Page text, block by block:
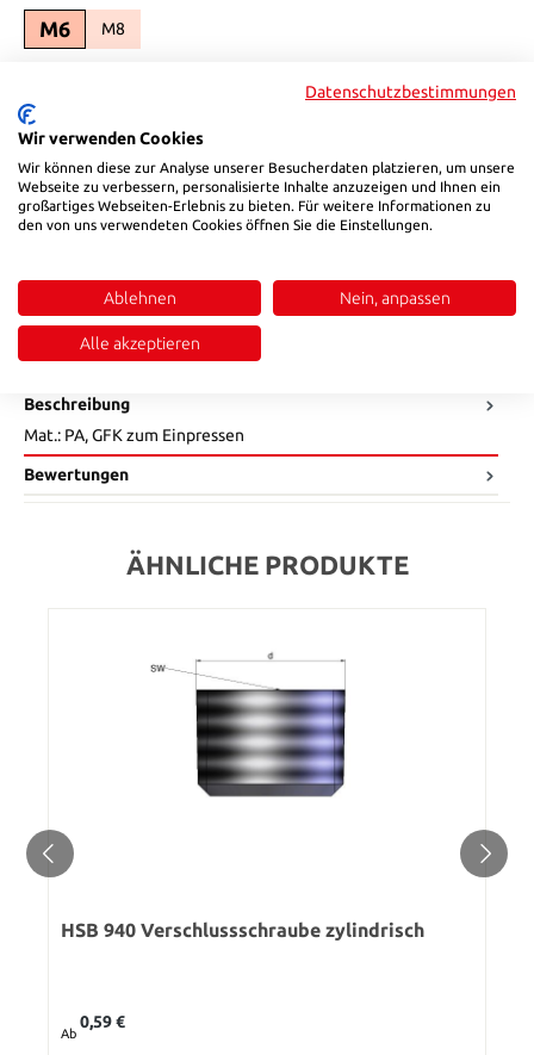
M6
M8(Diese Option ist zurzeit nicht verfügbar.)
b_auswählen
1,5
1,8(Diese Option ist zurzeit nicht verfügbar.)
Produktnummer:H9651510180
Beschreibung
Mat.: PA, GFK zum Einpressen
Bewertungen
ÄHNLICHE PRODUKTE
HSB 940 Verschlussschraube zylindrisch
Ab
0,59 €
Datenschutzbestimmungen
Wir verwenden Cookies
Wir können diese zur Analyse unserer Besucherdaten platzieren, um unsere
Webseite zu verbessern, personalisierte Inhalte anzuzeigen und Ihnen ein
großartiges Webseiten-Erlebnis zu bieten. Für weitere Informationen zu
den von uns verwendeten Cookies öffnen Sie die Einstellungen.
Ablehnen Nein, anpassen
Alle akzeptieren